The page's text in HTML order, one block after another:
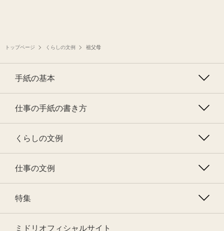
トップページ くらしの文例 祖父母
手紙の基本
仕事の手紙の書き方
くらしの文例
仕事の文例
特集
ミドリオフィシャルサイト